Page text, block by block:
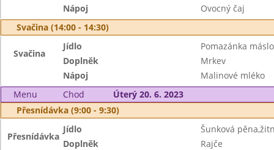
Nápoj
Ovocný čaj
Svačina (14:00 - 14:30)
Svačina
Jídlo
Pomazánka
Doplněk
Mrkev
Nápoj
Malinové mléko
Menu
Chod
Úterý 20. 6. 2023
Přesnídávka (9:00 - 9:30)
Přesnídávka
Jídlo
Šunková
Doplněk
Rajče